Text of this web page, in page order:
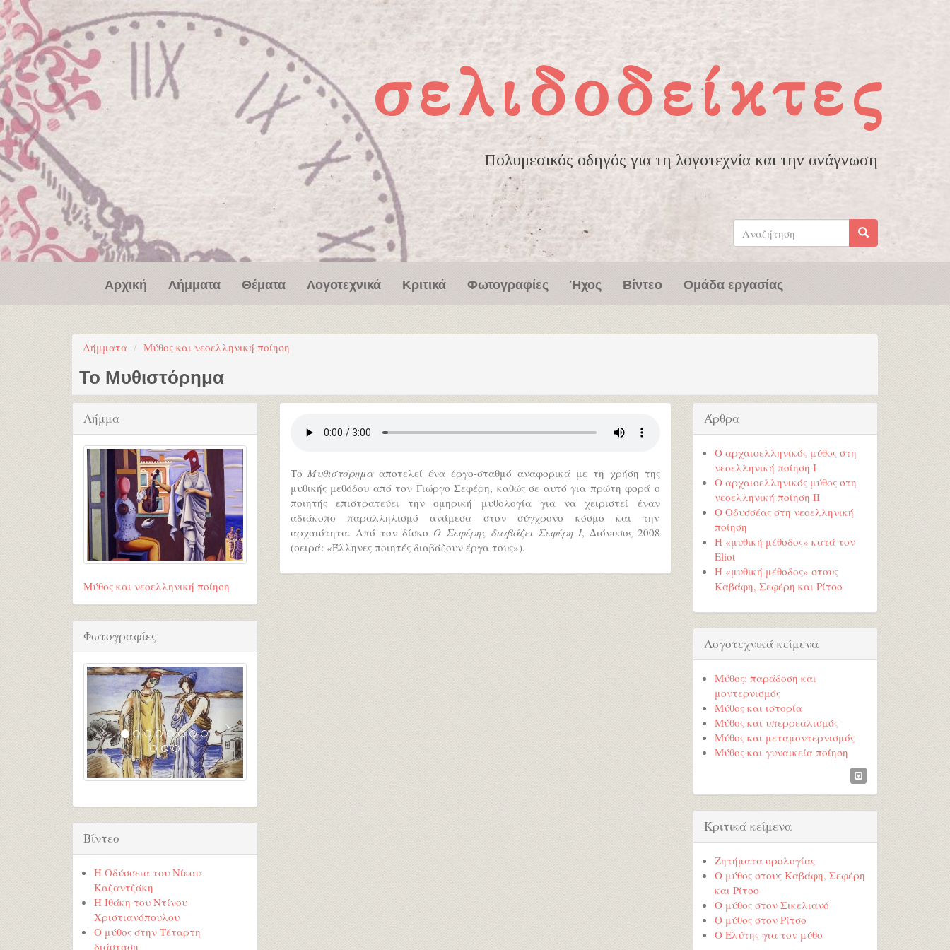
Παράκαμψη προς το κυρίως περιεχόμενο
σελιδοδείκτες
Πολυμεσικός οδηγός για τη λογοτεχνία και την ανάγνωση
Φόρμα
αναζήτησης
Αναζήτηση
Αρχική Λήμματα Θέματα Λογοτεχνικά Κριτικά Φωτογραφίες Ήχος Βίντεο Ομάδα εργασίας
Λήμματα Μύθος και νεοελληνική ποίηση
Το Μυθιστόρημα
ΤοΜυθιστόρημααποτελεί ένα έργο-σταθμό αναφορικά με τη χρήση της
μυθικής μεθόδου από τον Γιώργο Σεφέρη, καθώς σε αυτό για πρώτη φορά ο
ποιητής επιστρατεύει την ομηρική μυθολογία για να χειριστεί έναν
αδιάκοπο παραλληλισμό ανάμεσα στον σύγχρονο κόσμο και την
αρχαιότητα. Από τον δίσκο Ο Σεφέρης διαβάζει Σεφέρη Ι, Διόνυσος 2008
(σειρά: «Έλληνες ποιητές διαβάζουν έργα τους»).
Λήμμα
Μύθος και νεοελληνική ποίηση
Φωτογραφίες
Βίντεο
Η Οδύσσεια του Νίκου
Καζαντζάκη
Η Ιθάκη του Ντίνου
Χριστιανόπουλου
Ο μύθος στην Τέταρτη
διάσταση
Άρθρα
Ο αρχαιοελληνικός μύθος στη
νεοελληνική ποίηση Ι
Ο αρχαιοελληνικός μύθος στη
νεοελληνική ποίηση ΙΙ
Ο Οδυσσέας στη νεοελληνική
ποίηση
Η «μυθική μέθοδος» κατά τον
Eliot
Η «μυθική μέθοδος» στους
Καβάφη, Σεφέρη και Ρίτσο
Λογοτεχνικά κείμενα
Μύθος: παράδοση και
μοντερνισμός
Μύθος και ιστορία
Μύθος και υπερρεαλισμός
Μύθος και μεταμοντερνισμός
Μύθος και γυναικεία ποίηση
Κριτικά κείμενα
Ζητήματα ορολογίας
Ο μύθος στους Καβάφη, Σεφέρη
και Ρίτσο
Ο μύθος στον Σικελιανό
Ο μύθος στον Ρίτσο
Ο Ελύτης για τον μύθο